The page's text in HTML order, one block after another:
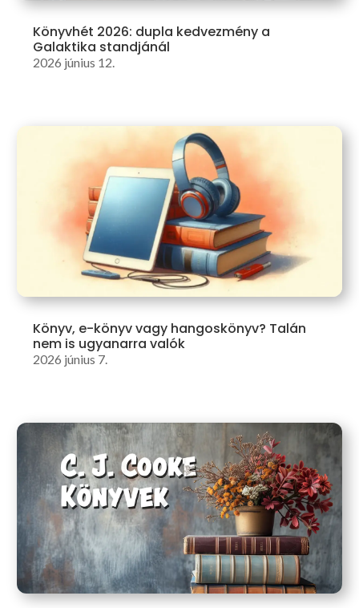
Könyvhét 2026: dupla kedvezmény a
Galaktika standjánál
2026 június 12.
Könyv, e-könyv vagy hangoskönyv? Talán
nem is ugyanarra valók
2026 június 7.